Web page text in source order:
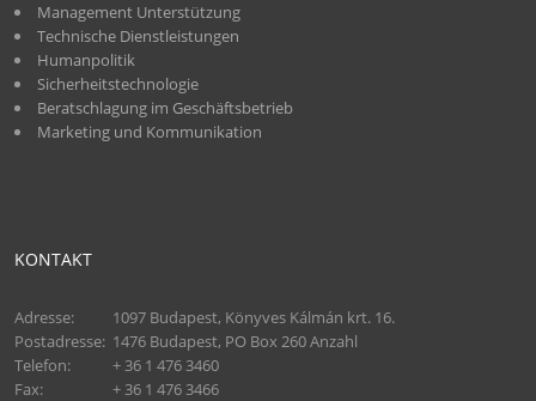
Management Unterstützung
Technische Dienstleistungen
Humanpolitik
Sicherheitstechnologie
Beratschlagung im Geschäftsbetrieb
Marketing und Kommunikation
KONTAKT
Adresse:
1097 Budapest, Könyves Kálmán krt. 16.
Postadresse: 1476 Budapest, PO Box 260 Anzahl
Telefon:
+ 36 1 476 3460
Fax:
+ 36 1 476 3466